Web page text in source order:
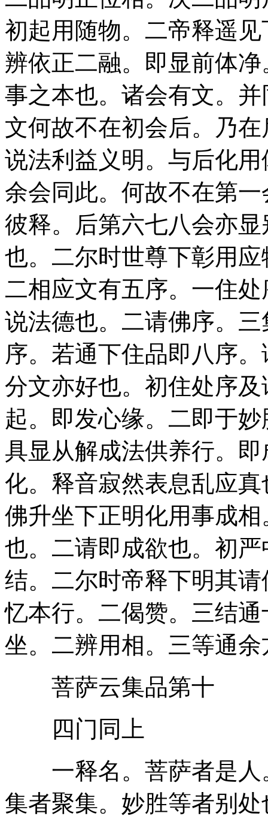
初起用随物。二帝释遥
辨依正二融。即显前体
事之本也。诸会有文。
文何故不在初会后。乃
说法利益义明。与后化
余会同此。何故不在第
彼释。后第六七八会亦
也。二尔时世尊下彰用
二相应文有五序。一住
说法德也。二请佛序。
序。若通下住品即八序
分文亦好也。初住处序
起。即发心缘。二即于
具显从解成法供养行。
化。释音寂然表息乱应
佛升坐下正明化用事成
也。二请即成欲也。初
结。二尔时帝释下明其
忆本行。二偈赞。三结
坐。二辨用相。三等通余
菩萨云集品第十
四门同上
一释名。菩萨者是人
集者聚集。妙胜等者别处